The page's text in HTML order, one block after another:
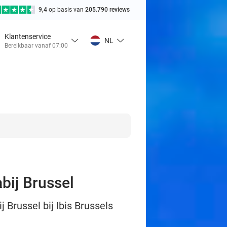
9,4 op basis van 205.790 reviews
Klantenservice
Bereikbaar vanaf 07:00
NL
Brussel
Brussel bij Ibis Brussels